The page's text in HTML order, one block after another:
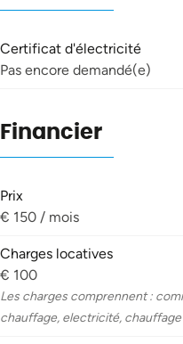
Certificat d'électricité
Pas encore demandé(e)
Financier
Prix
€ 150 / mois
Charges locatives
€ 100
Les charges comprennent :
chauffage, electricité,